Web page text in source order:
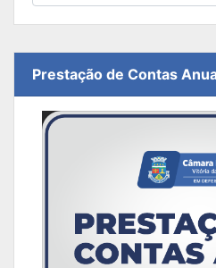
Prestação de Contas